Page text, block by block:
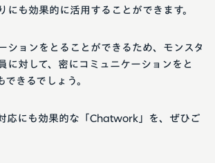
にも効果的に活用することができます。
ションをとることができるため、モンスタ
に対して、密にコミュニケーションをと
できるでしょう。
応にも効果的な「Chatwork」を、ぜひご